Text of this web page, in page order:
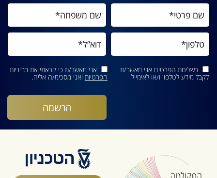
בשליחת הפרטים אני מאשר/ת
לקבל מידע לטלפון ו/או לאימייל
אני מאשר/ת כי קראתי את מדיניות
הפרטיות ואני מסכימ/ה אליה.